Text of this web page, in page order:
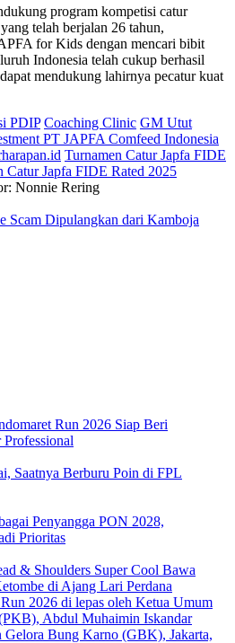
program kompetisi catur
telah berjalan 26 tahun,
for Kids dengan mencari bibit
Indonesia telah cukup berhasil
mendukung lahirnya pecatur kuat
PDIP Coaching Clinic GM Utut
PT JAPFA Comfeed Indonesia
Turnamen Catur Japfa FIDE
Catur Japfa FIDE Rated 2025
Nonnie Rering
Scam Dipulangkan dari Kamboja
Run 2026 Siap Beri
Saatnya Berburu Poin di FPL
Penyangga PON 2028,
Prioritas
& Shoulders Super Cool Bawa
di Ajang Lari Perdana